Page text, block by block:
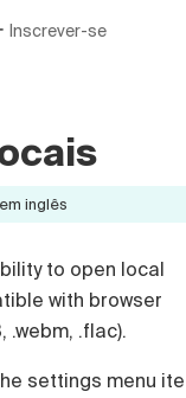
Inscrever-se
inglês
to open local
with browser
.webm, .flac).
settings menu